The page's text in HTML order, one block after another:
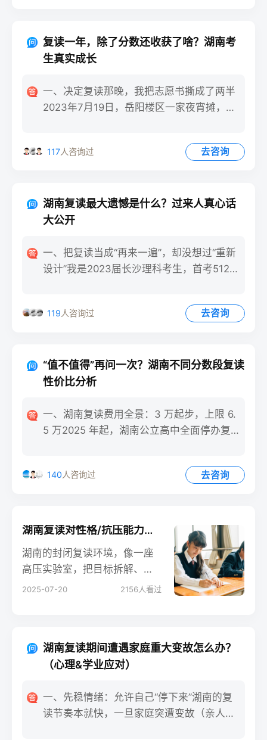
盘自己的知识漏洞。结果开学
测只有370分，我才意识到：
旧伤继续打怪。
复读一年，除了分数还收获了啥？湖南考
生真实成长
一、决定复读那晚，我把志愿书撕成了两半
2023年7月19日，岳阳楼区一家夜宵摊，刘
117人咨询过 去咨询
湖南复读最大遗憾是什么？过来人真心话
大公开
一、把复读当成“再来一遍”，却没想过“重新
设计”我是2023届长沙理科考生，首考512
119人咨询过 去咨询
“值不值得”再问一次？湖南不同分数段复读
性价比分析
一、湖南复读费用全景：3 万起步，上限 6.
5 万2025 年起，湖南公立高中全面停办复
140人咨询过 去咨询
湖南复读对性格/抗压能力的改变（长期观察）
湖南的封闭复读环境，像一座
高压实验室，把目标拆解、即
时反馈、情绪调节等能力压缩
年提前学会与压力共处，并在
未来的大学、职场、人生中不
一次性的，性格的复利却刚刚
开始。
2025-07-20 2156人看过
湖南复读期间遭遇家庭重大变故怎么办？
（心理&学业应对）
一、先稳情绪：允许自己“停下来”湖南的复
读节奏本就快，一旦家庭突遭变故（亲人离